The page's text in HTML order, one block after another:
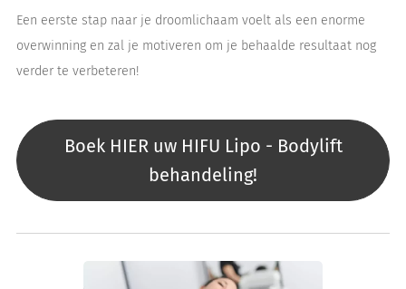
Een eerste stap naar je droomlichaam voelt als een enorme
overwinning en zal je motiveren om je behaalde resultaat nog
verder te verbeteren!
Boek HIER uw HIFU Lipo - Bodylift
behandeling!